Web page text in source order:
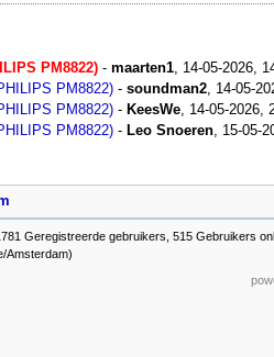
PM8822) - maarten1, 14-05-2026,
PM8822) - soundman2, 14-05-
PM8822) - KeesWe, 14-05-2026,
PM8822) - Leo Snoeren, 15-05-
Geregistreerde gebruikers, 515 Gebruikers
Amsterdam)